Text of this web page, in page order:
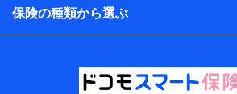
的、保険商品の内容、保険料、保険料
のメーカーや走行距離などの情報、建
などの情報、ペットの種類や年齢な
提供当事者から受領当事者が個人デー
電子的・電磁的方法等
保険の種類から選ぶ